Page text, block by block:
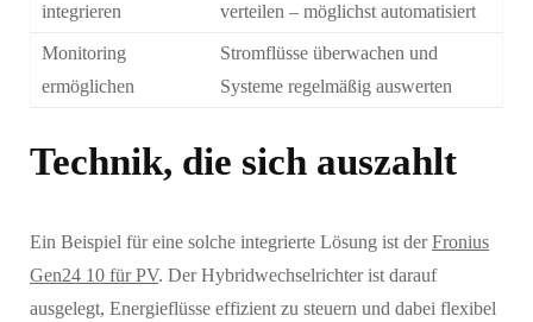
integrieren
verteilen – möglichst automatisiert
Monitoring
ermöglichen
Stromflüsse überwachen und
Systeme regelmäßig auswerten
Technik, die sich auszahlt
Ein Beispiel für eine solche integrierte Lösung ist derFronius
Gen24 10 für PV. Der Hybridwechselrichter ist darauf
ausgelegt, Energieflüsse effizient zu steuern und dabei flexibel